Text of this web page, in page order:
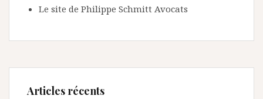
Le site de Philippe Schmitt Avocats
Articles récents